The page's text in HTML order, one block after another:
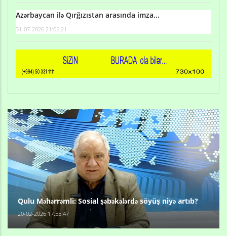
Azərbaycan ilə Qırğızıstan arasında imza...
31-07-2026 21:05:21
Qulu Məhərrəmli: Sosial şəbəkələrdə söyüş niyə artıb?
20-02-2026 17:55:47